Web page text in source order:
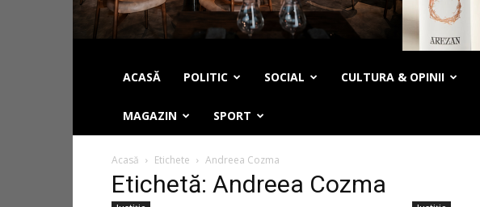
ACASĂ POLITIC SOCIAL CULTURA & OPINII
MAGAZIN SPORT
Acasă Etichete Andreea Cozma
Etichetă: Andreea Cozma